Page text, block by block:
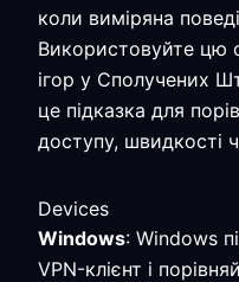
коли виміряна
Використовуйте цю
ігор у Сполучених
це підказка для
доступу, швидкості
Devices
Windows: Windows
VPN-клієнт і